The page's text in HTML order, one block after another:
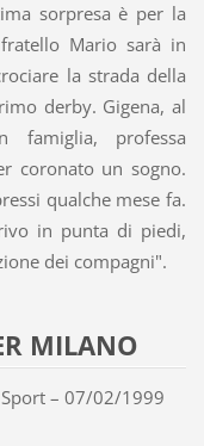
sorpresa è per la
Mario sarà in
la strada della
derby. Gigena, al
famiglia, professa
coronato un sogno.
qualche mese fa.
in punta di piedi,
dei compagni".
MILANO
– 07/02/1999